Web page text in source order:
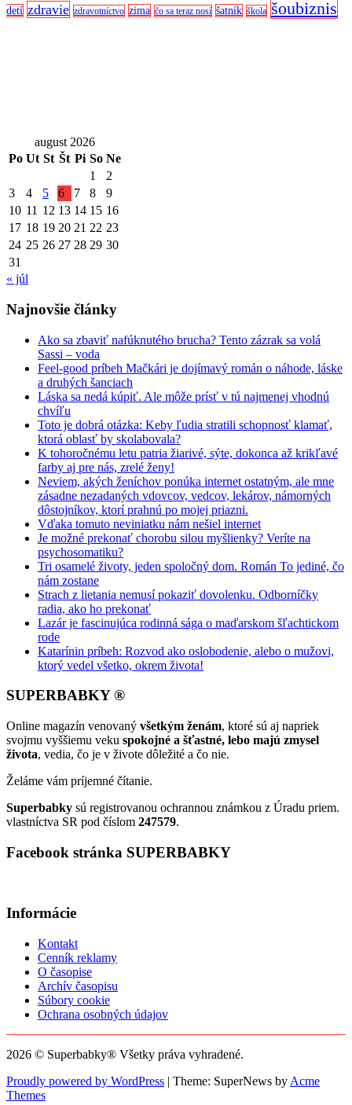
detí zdravie zdravotníctvo zima čo sa teraz nosí šatník škola šoubiznis
august 2026
Po Ut St Št Pi So Ne
1
2
3
4 5 6 7 8
9
10 11 12 13 14 15 16
17 18 19 20 21 22 23
24 25 26 27 28 29 30
31
« júl
Najnovšie články
Ako sa zbaviť nafúknutého brucha? Tento zázrak sa volá
Sassi – voda
Feel-good príbeh Mačkári je dojímavý román o náhode, láske
a druhých šanciach
Láska sa nedá kúpiť. Ale môže prísť v tú najmenej vhodnú
chvíľu
Toto je dobrá otázka: Keby ľudia stratili schopnosť klamať,
ktorá oblasť by skolabovala?
K tohoročnému letu patria žiarivé, sýte, dokonca až krikľavé
farby aj pre nás, zrelé ženy!
Neviem, akých ženíchov ponúka internet ostatným, ale mne
zásadne nezadaných vdovcov, vedcov, lekárov, námorných
dôstojníkov, ktorí prahnú po mojej priazni.
Vďaka tomuto neviniatku nám nešiel internet
Je možné prekonať chorobu silou myšlienky? Veríte na
psychosomatiku?
Tri osamelé životy, jeden spoločný dom. Román To jediné, čo
nám zostane
Strach z lietania nemusí pokaziť dovolenku. Odborníčky
radia, ako ho prekonať
Lazár je fascinujúca rodinná sága o maďarskom šľachtickom
rode
Katarínin príbeh: Rozvod ako oslobodenie, alebo o mužovi,
ktorý vedel všetko, okrem života!
SUPERBABKY ®
Online magazín venovaný všetkým ženám, ktoré sú aj napriek
svojmu vyššiemu veku spokojné a šťastné, lebo majú zmysel
života, vedia, čo je v živote dôležité a čo nie.
Želáme vám príjemné čítanie.
Superbabky sú registrovanou ochrannou známkou z Úradu priem.
vlastníctva SR pod číslom 247579.
Facebook stránka SUPERBABKY
Informácie
Kontakt
Cenník reklamy
O časopise
Archív časopisu
Súbory cookie
Ochrana osobných údajov
2026 © Superbabky® Všetky práva vyhradené.
Proudly powered by WordPress | Theme: SuperNews by Acme
Themes